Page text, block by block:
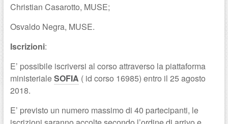
Christian Casarotto, MUSE;
Osvaldo Negra, MUSE.
Iscrizioni:
E’ possibile iscriversi al corso attraverso la piattaforma
ministerialeSOFIA ( id corso 16985) entro il 25 agosto
2018.
E’ previsto un numero massimo di 40 partecipanti, le